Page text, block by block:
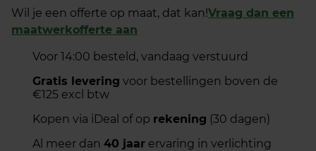
Wil je een offerte op maat, dat kan!Vraag dan een
maatwerkofferte aan
Voor 14:00 besteld, vandaag verstuurd
Gratis levering voor bestellingen boven de
€125 excl btw
Kopen via iDeal of op rekening (30 dagen)
Al meer dan 40 jaar ervaring in verlichting